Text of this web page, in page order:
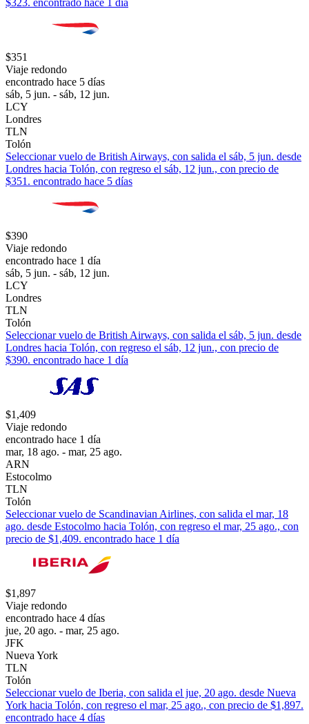
$351
Viaje redondo
encontrado hace 5 días
sáb, 5 jun. - sáb, 12 jun.
LCY
Londres
TLN
Tolón
Seleccionar vuelo de British Airways, con salida el sáb, 5 jun. desde
Londres hacia Tolón, con regreso el sáb, 12 jun., con precio de
$351. encontrado hace 5 días
$390
Viaje redondo
encontrado hace 1 día
sáb, 5 jun. - sáb, 12 jun.
LCY
Londres
TLN
Tolón
Seleccionar vuelo de British Airways, con salida el sáb, 5 jun. desde
Londres hacia Tolón, con regreso el sáb, 12 jun., con precio de
$390. encontrado hace 1 día
$1,409
Viaje redondo
encontrado hace 1 día
mar, 18 ago. - mar, 25 ago.
ARN
Estocolmo
TLN
Tolón
Seleccionar vuelo de Scandinavian Airlines, con salida el mar, 18
ago. desde Estocolmo hacia Tolón, con regreso el mar, 25 ago., con
precio de $1,409. encontrado hace 1 día
$1,897
Viaje redondo
encontrado hace 4 días
jue, 20 ago. - mar, 25 ago.
JFK
Nueva York
TLN
Tolón
Seleccionar vuelo de Iberia, con salida el jue, 20 ago. desde Nueva
York hacia Tolón, con regreso el mar, 25 ago., con precio de $1,897.
encontrado hace 4 días